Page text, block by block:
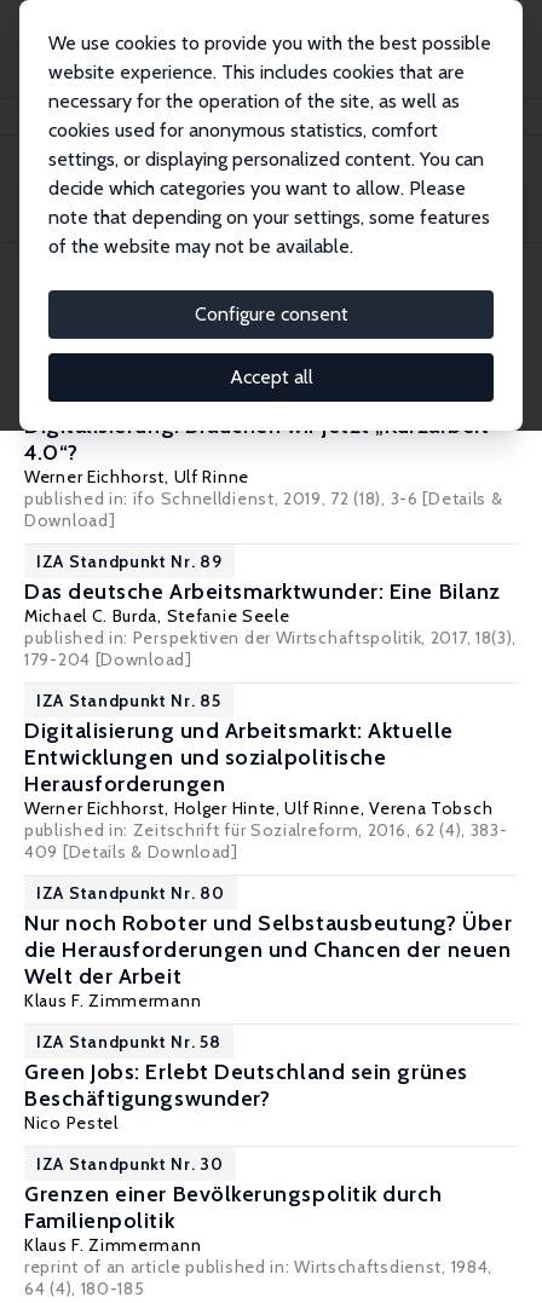
We use cookies to provide you with the best possible
website experience. This includes cookies that are
necessary for the operation of the site, as well as
cookies used for anonymous statistics, comfort
settings, or displaying personalized content. You can
decide which categories you want to allow. Please
note that depending on your settings, some features
of the website may not be available.
Configure consent
Accept all
Publications IZA Standpunkte
Filters
8 IZA Standpunkte
Drohender Abschwung in Zeiten der
Digitalisierung: Brauchen wir jetzt „Kurzarbeit
4.0“?
Werner Eichhorst, Ulf Rinne
published in: ifo Schnelldienst, 2019, 72 (18), 3-6[Details &
Download]
IZA Standpunkt Nr. 89
Das deutsche Arbeitsmarktwunder: Eine Bilanz
Michael C. Burda, Stefanie Seele
published in: Perspektiven der Wirtschaftspolitik, 2017, 18(3),
179-204 [Download]
IZA Standpunkt Nr. 85
Digitalisierung und Arbeitsmarkt: Aktuelle
Entwicklungen und sozialpolitische
Herausforderungen
Werner Eichhorst, Holger Hinte,Ulf Rinne,Verena Tobsch
published in: Zeitschrift für Sozialreform, 2016, 62 (4), 383-
409 [Details & Download]
IZA Standpunkt Nr. 80
Nur noch Roboter und Selbstausbeutung? Über
die Herausforderungen und Chancen der neuen
Welt der Arbeit
Klaus F. Zimmermann
IZA Standpunkt Nr. 58
Green Jobs: Erlebt Deutschland sein grünes
Beschäftigungswunder?
Nico Pestel
IZA Standpunkt Nr. 30
Grenzen einer Bevölkerungspolitik durch
Familienpolitik
Klaus F. Zimmermann
reprint of an article published in: Wirtschaftsdienst, 1984,
64 (4), 180-185